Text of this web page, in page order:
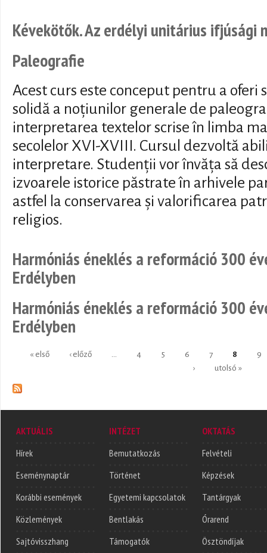
Kévekötők. Az erdélyi unitárius
Paleografie
Acest curs este conceput pentru a
solidă a noțiunilor generale de
interpretarea textelor scrise în limba
secolelor XVI-XVIII. Cursul dezvoltă
interpretare. Studenții vor învăța să
izvoarele istorice păstrate în arhivele
astfel la conservarea și valorificarea
religios.
Harmóniás éneklés a reformáció 300
Erdélyben
Harmóniás éneklés a reformáció 300
Erdélyben
« első ‹ előző 4 5 6 7 8
9
›
utolsó »
AKTUÁLIS
Hírek
Eseménynaptár
Korábbi események
Közlemények
Sajtóvisszhang
INTÉZET
Bemutatkozás
Történet
Egyetemi kapcsolatok
Bentlakás
Támogatók
OKTATÁS
Felvételi
Képzések
Tantárgyak
Órarend
Ösztöndíjak